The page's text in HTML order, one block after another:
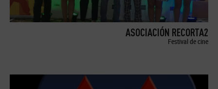
ASOCIACIÓN RECORTA2
Festival de cine